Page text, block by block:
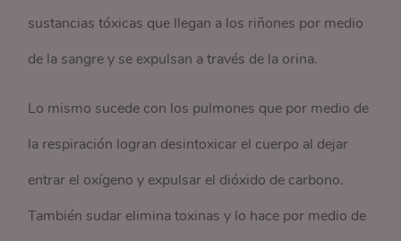
sustancias tóxicas que llegan a los riñones por medio
de la sangre y se expulsan a través de la orina.
Lo mismo sucede con los pulmones que por medio de
la respiración logran desintoxicar el cuerpo al dejar
entrar el oxígeno y expulsar el dióxido de carbono.
También sudar elimina toxinas y lo hace por medio de